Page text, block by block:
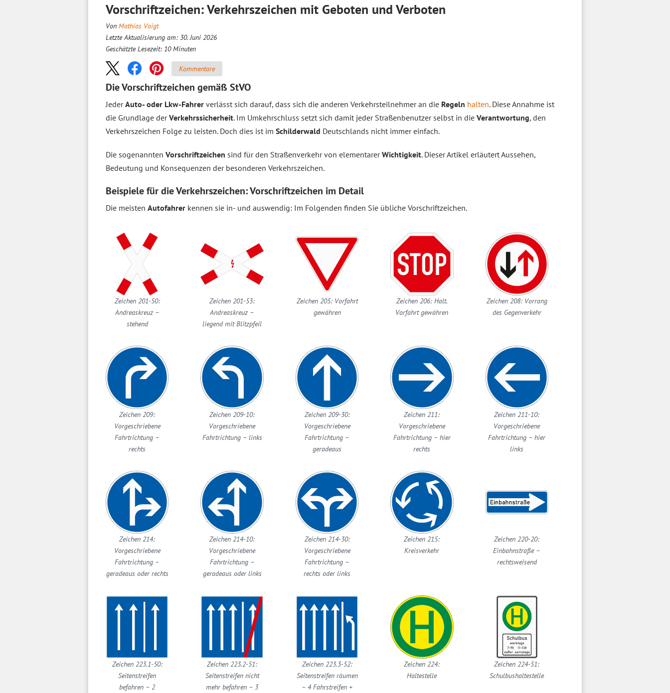
Vorschriftzeichen: Verkehrszeichen mit Geboten und Verboten
Von Mathias Voigt
Letzte Aktualisierung am: 30. Juni 2026
Geschätzte Lesezeit: 10 Minuten
Kommentare
Die Vorschriftzeichen gemäß StVO
JederAuto- oder Lkw-Fahrer verlässt sich darauf, dass sich die anderen Verkehrsteilnehmer an die Regeln halten. Diese Annahme ist
die Grundlage derVerkehrssicherheit. Im Umkehrschluss setzt sich damit jeder Straßenbenutzer selbst in die Verantwortung, den
Verkehrszeichen Folge zu leisten. Doch dies ist im Schilderwald Deutschlands nicht immer einfach.
Die sogenannten Vorschriftzeichen sind für den Straßenverkehr von elementarerWichtigkeit. Dieser Artikel erläutert Aussehen,
Bedeutung und Konsequenzen der besonderen Verkehrszeichen.
Beispiele für die Verkehrszeichen: Vorschriftzeichen im Detail
Die meisten Autofahrer kennen sie in- und auswendig: Im Folgenden finden Sie übliche Vorschriftzeichen.
Zeichen 201-50:
Andreaskreuz –
stehend
Zeichen 201-53:
Andreaskreuz –
liegend mit Blitzpfeil
Zeichen 205: Vorfahrt
gewähren
Zeichen 206: Halt.
Vorfahrt gewähren
Zeichen 208: Vorrang
des Gegenverkehr
Zeichen 209:
Vorgeschriebene
Fahrtrichtung –
rechts
Zeichen 209-10:
Vorgeschriebene
Fahrtrichtung – links
Zeichen 209-30:
Vorgeschriebene
Fahrtrichtung –
geradeaus
Zeichen 211:
Vorgeschriebene
Fahrtrichtung – hier
rechts
Zeichen 211-10:
Vorgeschriebene
Fahrtrichtung – hier
links
Zeichen 214:
Vorgeschriebene
Fahrtrichtung –
geradeaus oder rechts
Zeichen 214-10:
Vorgeschriebene
Fahrtrichtung –
geradeaus oder links
Zeichen 214-30:
Vorgeschriebene
Fahrtrichtung –
rechts oder links
Zeichen 215:
Kreisverkehr
Zeichen 220-20:
Einbahnstraße –
rechtsweisend
Zeichen 223.1-50:
Seitenstreifen
befahren – 2
Zeichen 223.2-51:
Seitenstreifen nicht
mehr befahren – 3
Zeichen 223.3-52:
Seitenstreifen räumen
– 4 Fahrstreifen +
Zeichen 224:
Haltestelle
Zeichen 224-51:
Schulbushaltestelle